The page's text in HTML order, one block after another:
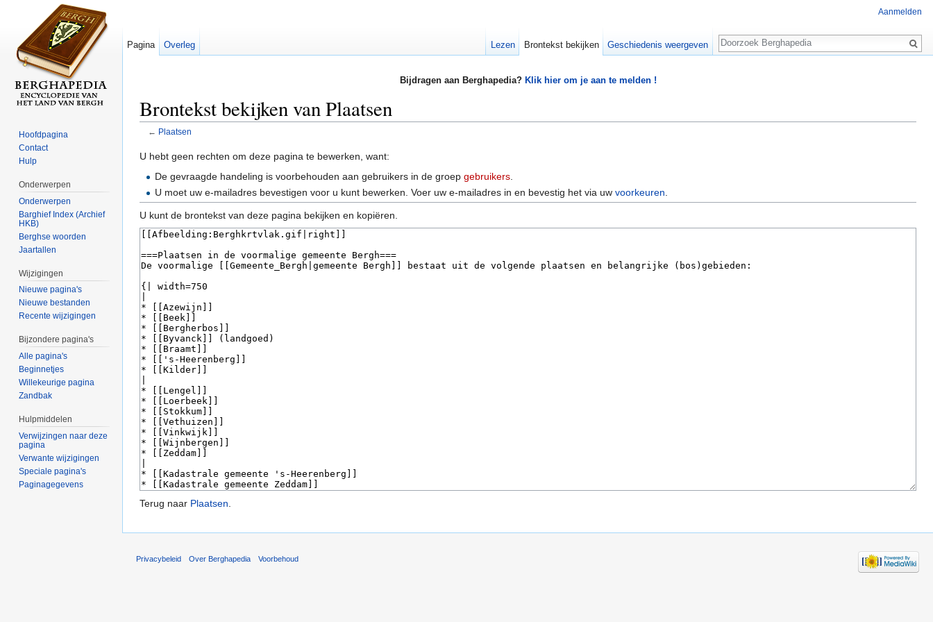
Bijdragen aan Berghapedia? Klik hier om je aan te melden !
Brontekst bekijken van Plaatsen
← Plaatsen
U hebt geen rechten om deze pagina te bewerken, want:
De gevraagde handeling is voorbehouden aan gebruikers in de groepgebruikers
U moet uw e-mailadres bevestigen voor u kunt bewerken. Voer uw e-mailadres in en bevestig het via uwvoorkeuren
U kunt de brontekst van deze pagina bekijken en kopiëren.
Terug naar Plaatsen.
Aanmelden
Pagina Overleg Lezen Brontekst bekijken Geschiedenis weergeven
Zoeken
Hoofdpagina
Contact
Hulp
Onderwerpen
Onderwerpen
Barghief Index (Archief
HKB)
Berghse woorden
Jaartallen
Wijzigingen
Nieuwe pagina's
Nieuwe bestanden
Recente wijzigingen
Bijzondere pagina's
Alle pagina's
Beginnetjes
Willekeurige pagina
Zandbak
Hulpmiddelen
Verwijzingen naar deze
pagina
Verwante wijzigingen
Speciale pagina's
Paginagegevens
Privacybeleid Over Berghapedia Voorbehoud